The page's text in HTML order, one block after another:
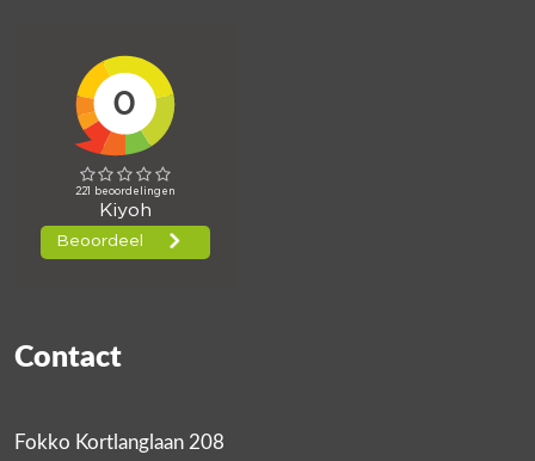
Contact
Fokko Kortlanglaan 208